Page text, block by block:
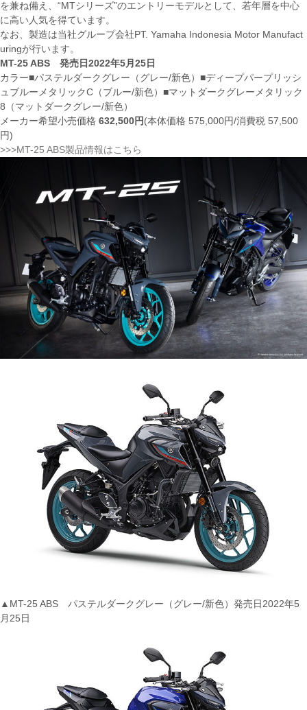
を兼ね備え、“MTシリーズ”のエントリーモデルとして、若年層を中心
に高い人気を得ています。
なお、製造は当社グループ会社PT. Yamaha Indonesia Motor Manufact
uringが行います。
MT-25 ABS 発売日2022年5月25日
カラー■パステルダークグレー（グレー/新色）■ディープパープリッシ
ュブルーメタリックC（ブルー/新色）■マットダークグレーメタリック
8（マットダークグレー/新色）
メーカー希望小売価格 632,500円 (本体価格 575,000円/消費税 57,500
円)
>>>MT-25 ABS製品情報はこちら
▲MT-25 ABS パステルダークグレー（グレー/新色）発売日2022年5
月25日